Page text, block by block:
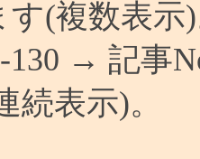
す(複数表示
130 → 記事
続表示)。